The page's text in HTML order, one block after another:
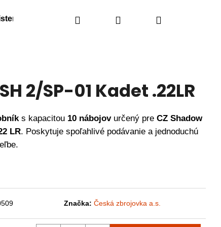
Náhradné diely Obranné spreje
Hľadať PrihlásenieNákupný
2/SP-01 Kadet .22LR
s kapacitou 10 nábojovurčený pre CZ Shadow
LR. Poskytuje spoľahlivé podávanie a jednoduchú
Značka: Česká zbrojovka a.s.